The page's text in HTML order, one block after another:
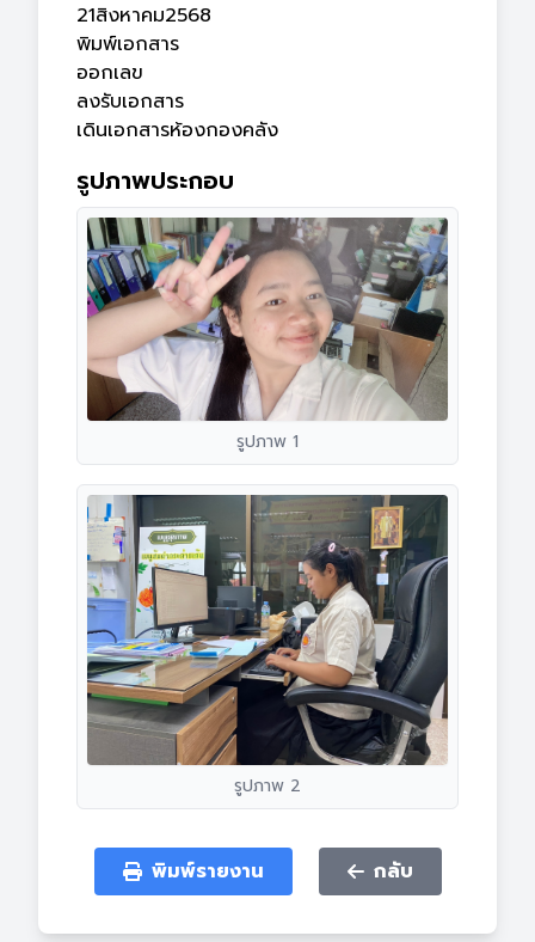
21สิงหาคม2568
พิมพ์เอกสาร
ออกเลข
ลงรับเอกสาร
เดินเอกสารห้องกองคลัง
รูปภาพประกอบ
รูปภาพ 1
รูปภาพ 2
พิมพ์รายงาน กลับ